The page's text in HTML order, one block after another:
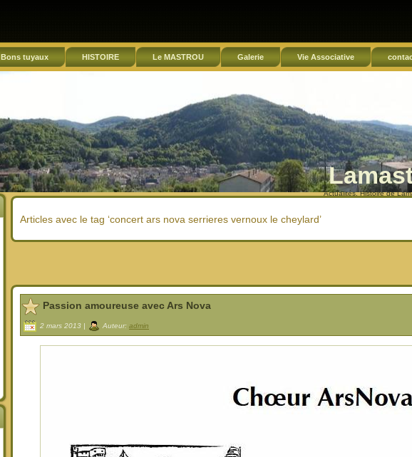
Bons tuyaux HISTOIRE Le MASTROU Galerie Vie Associative
Actualités, Histoire de
Articles avec le tag ‘concert ars nova serrieres vernoux le cheylard’
Passion amoureuse avec Ars Nova
2 mars 2013 | Auteur: admin